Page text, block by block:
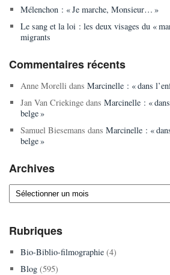
Mélenchon : « Je marche, Monsieur… »
Le sang et la loi : les deux visages du «
migrants
Commentaires récents
Anne Morellidans Marcinelle : « dans
Jan Van Criekingedans Marcinelle : «
belge »
Samuel Biesemans dans Marcinelle : «
belge »
Archives
Archives
Rubriques
Bio-Biblio-filmographie(4)
Blog(595)